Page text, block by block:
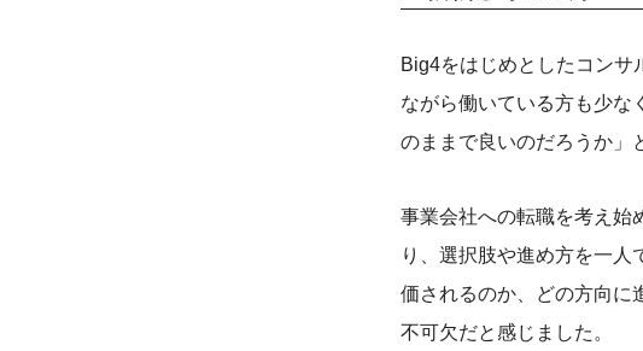
Big4をはじめとしたコンサ
ながら働いている方も少な
のままで良いのだろうか」
事業会社への転職を考え始
り、選択肢や進め方を一
価されるのか、どの方向に
不可欠だと感じました。